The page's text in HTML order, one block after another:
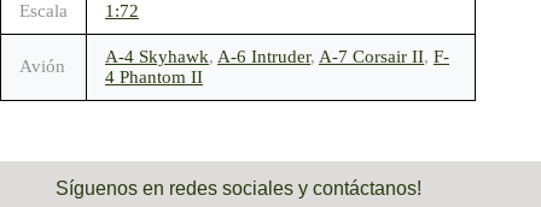
Escala 1:72
Avión A-4 Skyhawk, A-6 Intruder, A-7 Corsair II, F-
4 Phantom II
Síguenos en redes sociales y contáctanos!